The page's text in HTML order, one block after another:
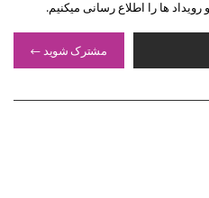
ها را اطلاع رسانی میکنیم.
مشترک شوید